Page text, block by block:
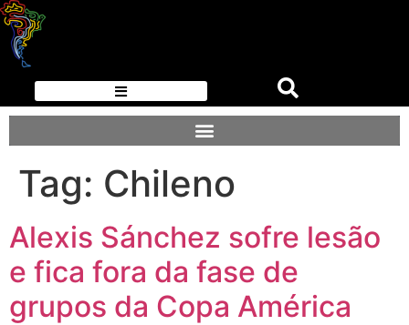
Tag: Chileno
Alexis Sánchez sofre lesão
e fica fora da fase de
grupos da Copa América